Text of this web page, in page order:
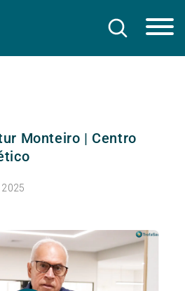
Monteiro | Centro